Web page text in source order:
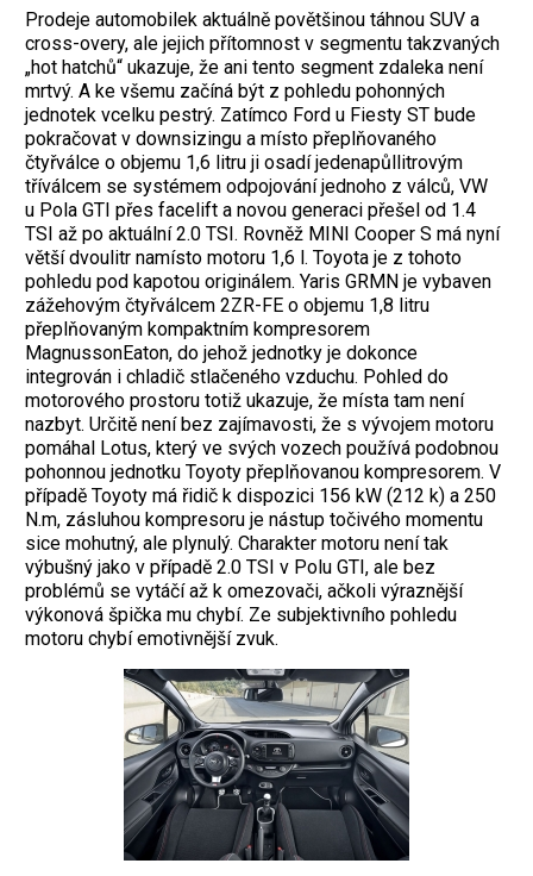
Prodeje automobilek aktuálně povětšinou táhnou SUV a
cross-overy, ale jejich přítomnost v segmentu takzvaných
„hot hatchů“ ukazuje, že ani tento segment zdaleka není
mrtvý. A ke všemu začíná být z pohledu pohonných
jednotek vcelku pestrý. Zatímco Ford u Fiesty ST bude
pokračovat v downsizingu a místo přeplňovaného
čtyřválce o objemu 1,6 litru ji osadí jedenapůllitrovým
tříválcem se systémem odpojování jednoho z válců, VW
u Pola GTI přes facelift a novou generaci přešel od 1.4
TSI až po aktuální 2.0 TSI. Rovněž MINI Cooper S má nyní
větší dvoulitr namísto motoru 1,6 l. Toyota je z tohoto
pohledu pod kapotou originálem. Yaris GRMN je vybaven
zážehovým čtyřválcem 2ZR-FE o objemu 1,8 litru
přeplňovaným kompaktním kompresorem
MagnussonEaton, do jehož jednotky je dokonce
integrován i chladič stlačeného vzduchu. Pohled do
motorového prostoru totiž ukazuje, že místa tam není
nazbyt. Určitě není bez zajímavosti, že s vývojem motoru
pomáhal Lotus, který ve svých vozech používá podobnou
pohonnou jednotku Toyoty přeplňovanou kompresorem. V
případě Toyoty má řidič k dispozici 156 kW (212 k) a 250
N.m, zásluhou kompresoru je nástup točivého momentu
sice mohutný, ale plynulý. Charakter motoru není tak
výbušný jako v případě 2.0 TSI v Polu GTI, ale bez
problémů se vytáčí až k omezovači, ačkoli výraznější
výkonová špička mu chybí. Ze subjektivního pohledu
motoru chybí emotivnější zvuk.